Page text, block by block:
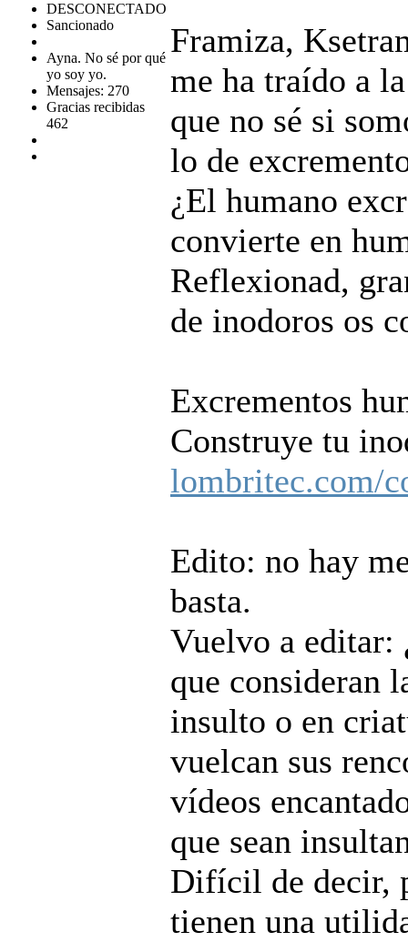
DESCONECTADO
Sancionado
Ayna. No sé por qué
yo soy yo.
Mensajes: 270
Gracias recibidas
462
Framiza,
me ha traído a
que no sé si
lo de
¿El humano
convierte en
Reflexionad,
de inodoros os
Excrementos
Construye tu
lombritec.com/
Edito: no hay
basta.
Vuelvo a editar:
que consideran
insulto o en
vuelcan sus
vídeos
que sean
Difícil de decir,
tienen una